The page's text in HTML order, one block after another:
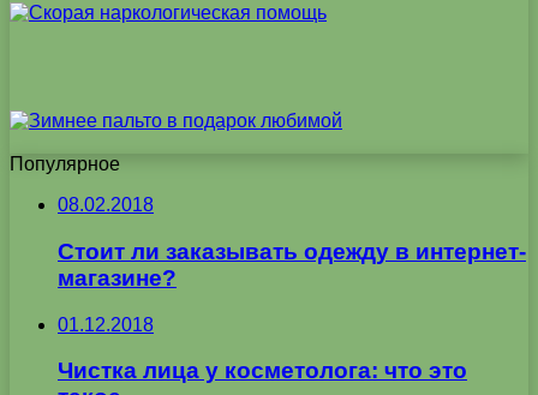
Популярное
08.02.2018
Стоит ли заказывать одежду в интернет-
магазине?
01.12.2018
Чистка лица у косметолога: что это